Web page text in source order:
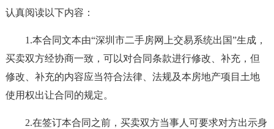
认真阅读以下内容：
1.本合同文本由“深圳市二手房网上交易系统出国”生成，
买卖双方经协商一致，可以对合同条款进行修改、补充，但
修改、补充的内容应当符合法律、法规及本房地产项目土地
使用权出让合同的规定。
2.在签订本合同之前，买卖双方当事人可要求对方出示身